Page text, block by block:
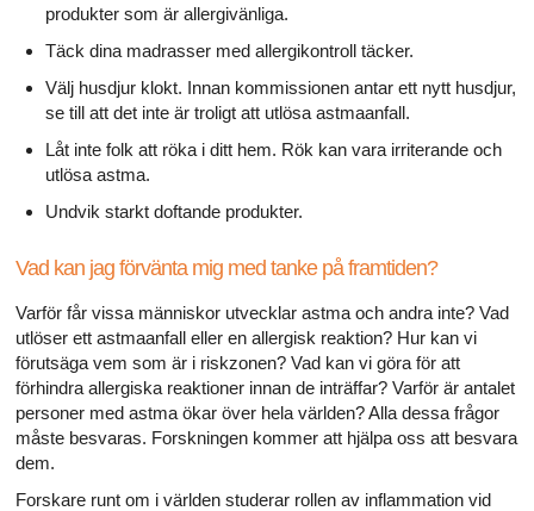
produkter som är allergivänliga.
Täck dina madrasser med allergikontroll täcker.
Välj husdjur klokt. Innan kommissionen antar ett nytt husdjur,
se till att det inte är troligt att utlösa astmaanfall.
Låt inte folk att röka i ditt hem. Rök kan vara irriterande och
utlösa astma.
Undvik starkt doftande produkter.
Vad kan jag förvänta mig med tanke på framtiden?
Varför får vissa människor utvecklar astma och andra inte? Vad
utlöser ett astmaanfall eller en allergisk reaktion? Hur kan vi
förutsäga vem som är i riskzonen? Vad kan vi göra för att
förhindra allergiska reaktioner innan de inträffar? Varför är antalet
personer med astma ökar över hela världen? Alla dessa frågor
måste besvaras. Forskningen kommer att hjälpa oss att besvara
dem.
Forskare runt om i världen studerar rollen av inflammation vid